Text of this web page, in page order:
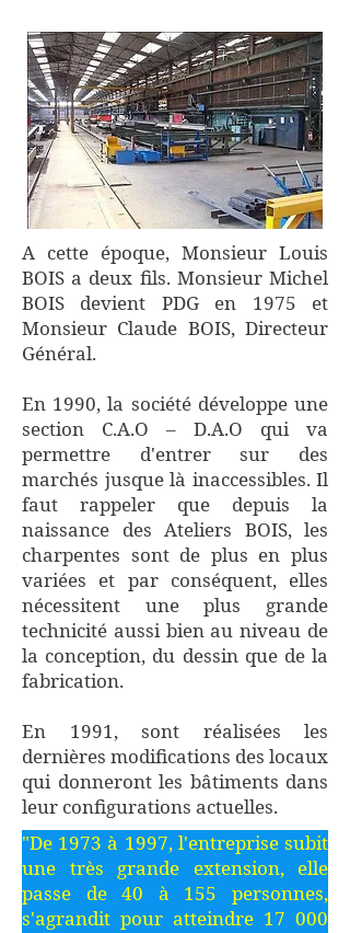
A cette époque, Monsieur Louis
BOIS a deux fils. Monsieur Michel
BOIS devient PDG en 1975 et
Monsieur Claude BOIS, Directeur
Général.
En 1990, la société développe une
section C.A.O – D.A.O qui va
permettre d'entrer sur des
marchés jusque là inaccessibles. Il
faut rappeler que depuis la
naissance des Ateliers BOIS, les
charpentes sont de plus en plus
variées et par conséquent, elles
nécessitent une plus grande
technicité aussi bien au niveau de
la conception, du dessin que de la
fabrication.
En 1991, sont réalisées les
dernières modifications des locaux
qui donneront les bâtiments dans
leur configurations actuelles.
"De 1973 à 1997, l'entreprise subit
une très grande extension, elle
passe de 40 à 155 personnes,
s'agrandit pour atteindre 17 000